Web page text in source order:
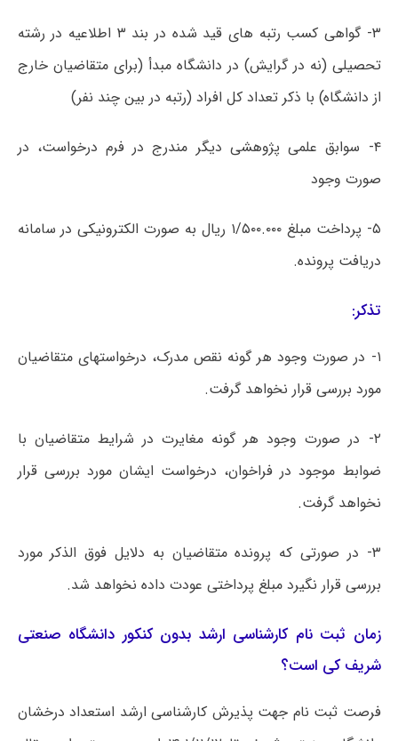
۳- گواهی کسب رتبه های قید شده در بند ۳ اطلاعیه در رشته
تحصیلی (نه در گرایش) در دانشگاه مبدأ (برای متقاضیان خارج
از دانشگاه) با ذکر تعداد کل افراد (رتبه در بین چند نفر)
۴- سوابق علمی پژوهشی دیگر مندرج در فرم درخواست، در
صورت وجود
۵- پرداخت مبلغ ۱/۵۰۰.۰۰۰ ریال به صورت الکترونیکی در سامانه
دریافت پرونده.
تذکر:
۱- در صورت وجود هر گونه نقص مدرک، درخواستهای متقاضیان
مورد بررسی قرار نخواهد گرفت.
۲- در صورت وجود هر گونه مغایرت در شرایط متقاضیان با
ضوابط موجود در فراخوان، درخواست ایشان مورد بررسی قرار
نخواهد گرفت.
۳- در صورتی که پرونده متقاضیان به دلایل فوق الذکر مورد
بررسی قرار نگیرد مبلغ پرداختی عودت داده نخواهد شد.
زمان ثبت نام کارشناسی ارشد بدون کنکور دانشگاه صنعتی
شریف کی است؟
فرصت ثبت نام جهت پذیرش کارشناسی ارشد استعداد درخشان